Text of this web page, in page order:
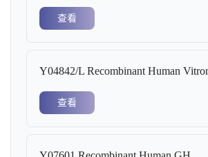
查看
查看